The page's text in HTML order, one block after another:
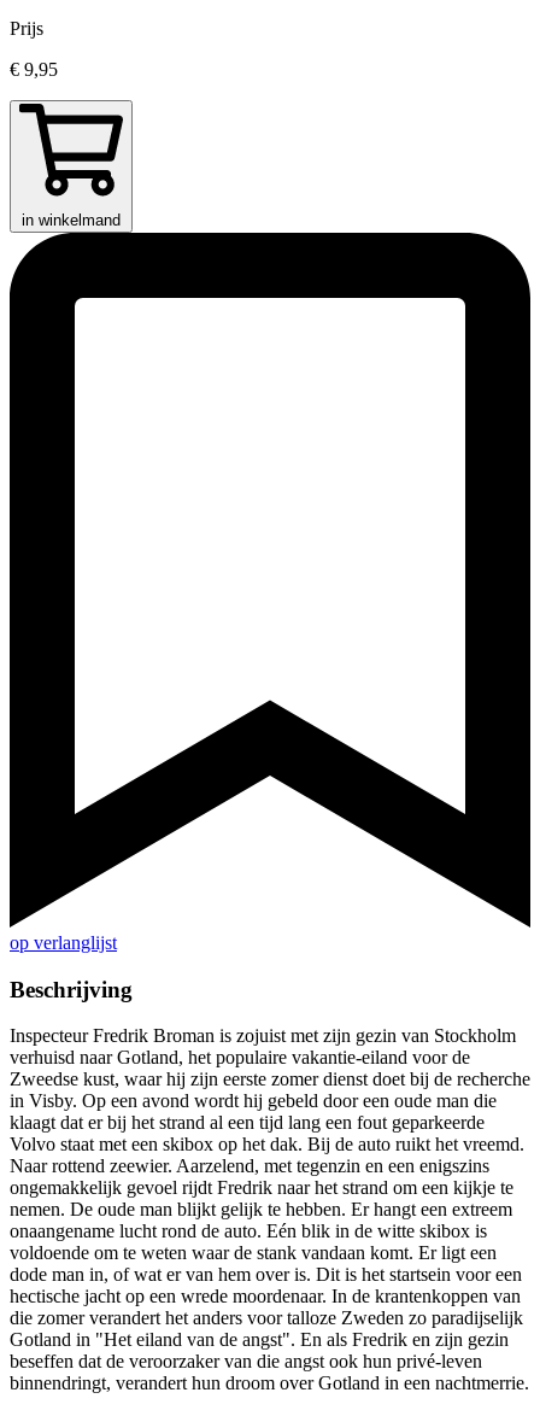
Prijs
€ 9,95
in winkelmand
op verlanglijst
Beschrijving
Inspecteur Fredrik Broman is zojuist met zijn gezin van Stockholm
verhuisd naar Gotland, het populaire vakantie-eiland voor de
Zweedse kust, waar hij zijn eerste zomer dienst doet bij de recherche
in Visby. Op een avond wordt hij gebeld door een oude man die
klaagt dat er bij het strand al een tijd lang een fout geparkeerde
Volvo staat met een skibox op het dak. Bij de auto ruikt het vreemd.
Naar rottend zeewier. Aarzelend, met tegenzin en een enigszins
ongemakkelijk gevoel rijdt Fredrik naar het strand om een kijkje te
nemen. De oude man blijkt gelijk te hebben. Er hangt een extreem
onaangename lucht rond de auto. Eén blik in de witte skibox is
voldoende om te weten waar de stank vandaan komt. Er ligt een
dode man in, of wat er van hem over is. Dit is het startsein voor een
hectische jacht op een wrede moordenaar. In de krantenkoppen van
die zomer verandert het anders voor talloze Zweden zo paradijselijk
Gotland in "Het eiland van de angst". En als Fredrik en zijn gezin
beseffen dat de veroorzaker van die angst ook hun privé-leven
binnendringt, verandert hun droom over Gotland in een nachtmerrie.